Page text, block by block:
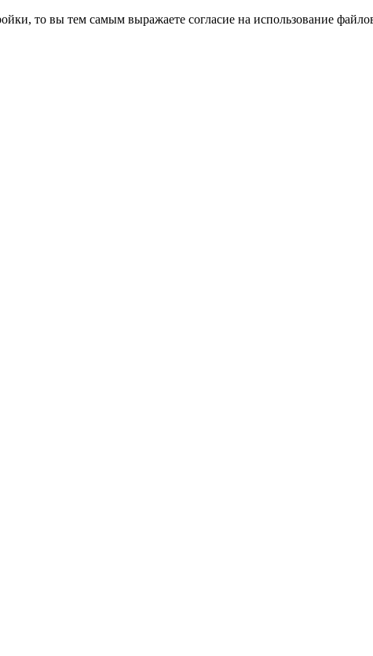
то вы тем самым выражаете согласие на использование